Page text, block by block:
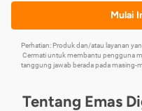
Mulai
Perhatian: Produk dan/atau layanan
Cermati untuk membantu pengguna
tanggung jawab berada pada masing-
Tentang Emas